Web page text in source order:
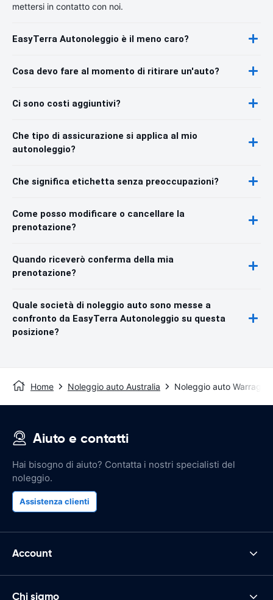
mettersi in contatto con noi.
EasyTerra Autonoleggio è il meno caro?
Cosa devo fare al momento di ritirare un'auto?
Ci sono costi aggiuntivi?
Che tipo di assicurazione si applica al mio
autonoleggio?
Che significa etichetta senza preoccupazioni?
Come posso modificare o cancellare la
prenotazione?
Quando riceverò conferma della mia
prenotazione?
Quale società di noleggio auto sono messe a
confronto da EasyTerra Autonoleggio su questa
posizione?
Home Noleggio auto Australia Noleggio auto Warragul
Aiuto e contatti
Hai bisogno di aiuto? Contatta i nostri specialisti del
noleggio.
Assistenza clienti
Account
Chi siamo